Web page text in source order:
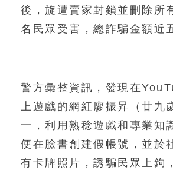
後，旋遭賣家封鎖並刪除所
名民眾受害，總詐騙金額近
警方彙整資訊，發現在
上遊戲的網紅廖振昇（廿九
一，利用熟稔遊戲和專業知
便在臉書創建假帳號，並於
有卡牌照片，誘騙民眾上鉤